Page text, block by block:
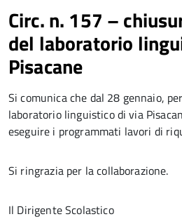
Circ. n. 157 –
del laboratorio
Pisacane
Si comunica che dal 28 gennaio,
laboratorio linguistico di via
eseguire i programmati lavori di
Si ringrazia per la collaborazione.
Il Dirigente Scolastico